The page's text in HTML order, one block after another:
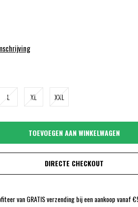
L XL XXL
TOEVOEGEN AAN WINKELWAGEN
DIRECTE CHECKOUT
van GRATIS verzending bij een aankoop vanaf